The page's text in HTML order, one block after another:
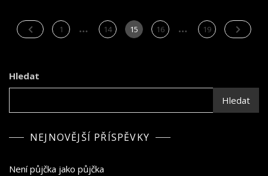
Stránkování
Page
1 … Page
14 Page
15 Page
16 … Page
19
Hledat
Hledat
NEJNOVĚJŠÍ PŘÍSPĚVKY
Není půjčka jako půjčka